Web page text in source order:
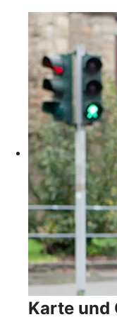
Karte und